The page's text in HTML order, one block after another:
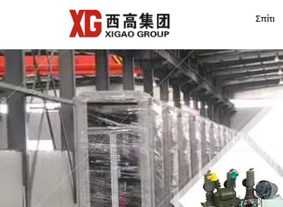
Σπίτι